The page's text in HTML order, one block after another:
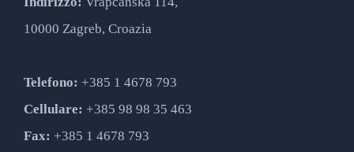
10000 Zagreb, Croazia
Telefono: +385 1 4678 793
Cellulare: +385 98 98 35 463
Fax: +385 1 4678 793